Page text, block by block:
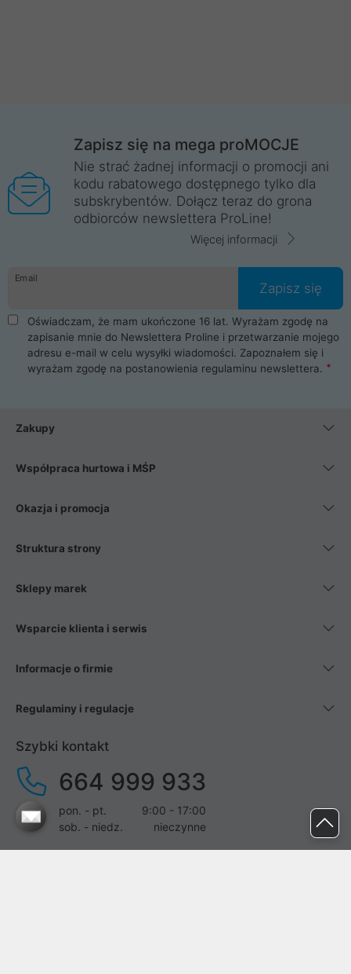
Zapisz się na mega proMOCJE
Nie strać żadnej informacji o promocji ani
kodu rabatowego dostępnego tylko dla
subskrybentów. Dołącz teraz do grona
odbiorców newslettera ProLine!
Więcej informacji
Email
Zapisz się
Oświadczam, że mam ukończone 16 lat. Wyrażam zgodę na
zapisanie mnie do Newslettera Proline i przetwarzanie mojego
adresu e-mail w celu wysyłki wiadomości. Zapoznałem się i
wyrażam zgodę na postanowienia regulaminu newslettera.
Zakupy
Współpraca hurtowa i MŚP
Okazja i promocja
Struktura strony
Sklepy marek
Wsparcie klienta i serwis
Informacje o firmie
Regulaminy i regulacje
Szybki kontakt
664 999 933
pon. - pt.
9:00 - 17:00
sob. - niedz.
nieczynne